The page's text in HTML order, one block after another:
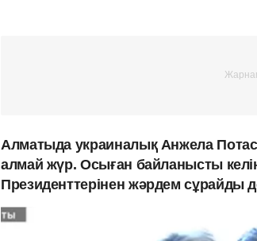
Алматыда украиналық Анжела
алмай жүр. Осыған байланысты
Президенттерінен жәрдем сұрайды